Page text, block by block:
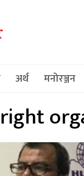
अर्थ मनोरञ्जन